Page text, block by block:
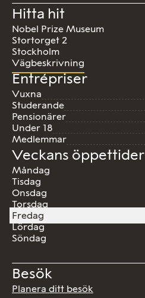
Hitta hit
Nobel Prize Museum
Stortorget 2
Stockholm
Vägbeskrivning
Entrépriser
Vuxna
Studerande
Pensionärer
Under 18
Medlemmar
Veckans öppettider
Måndag
Tisdag
Onsdag
Torsdag
Fredag
Lördag
Söndag
Besök
Planera ditt besök